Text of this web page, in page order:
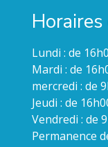
Lundi : de
Mardi : de
mercredi : de
Jeudi : de
Vendredi : de
Permanence